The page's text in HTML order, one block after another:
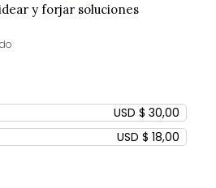
y forjar soluciones
USD $ 30,00
USD $ 18,00